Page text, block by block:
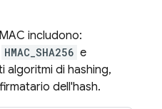
includono:
HMAC_SHA256 e
algoritmi di hashing,
dell'hash.